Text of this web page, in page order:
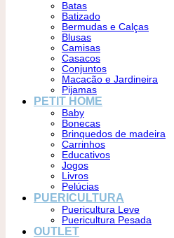
Batas
Batizado
Bermudas e Calças
Blusas
Camisas
Casacos
Conjuntos
Macacão e Jardineira
Pijamas
PETIT HOME
Baby
Bonecas
Brinquedos de madeira
Carrinhos
Educativos
Jogos
Livros
Pelúcias
PUERICULTURA
Puericultura Leve
Puericultura Pesada
OUTLET